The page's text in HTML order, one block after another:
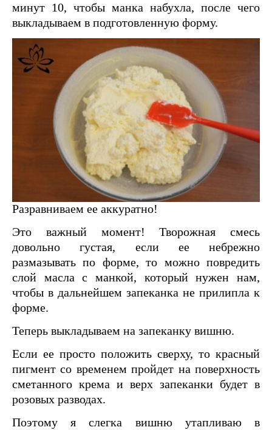
минут 10, чтобы манка набухла, после чего
выкладываем в подготовленную форму.
Разравниваем ее аккуратно!
Это важный момент! Творожная смесь
довольно густая, если ее небрежно
размазывать по форме, то можно повредить
слой масла с манкой, который нужен нам,
чтобы в дальнейшем запеканка не прилипла к
форме.
Теперь выкладываем на запеканку вишню.
Если ее просто положить сверху, то красный
пигмент со временем пройдет на поверхность
сметанного крема и верх запеканки будет в
розовых разводах.
Поэтому я слегка вишню утапливаю в